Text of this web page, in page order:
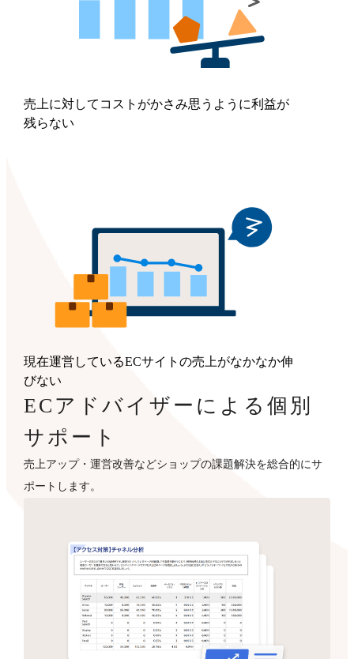
売上に対してコストがかさみ思うように利益が
残らない
現在運営しているECサイトの売上がなかなか伸
びない
ECアドバイザーによる個別
サポート
売上アップ・運営改善などショップの課題解決を総合的にサ
ポートします。